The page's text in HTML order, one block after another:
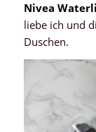
Nivea
liebe ich und
Duschen.